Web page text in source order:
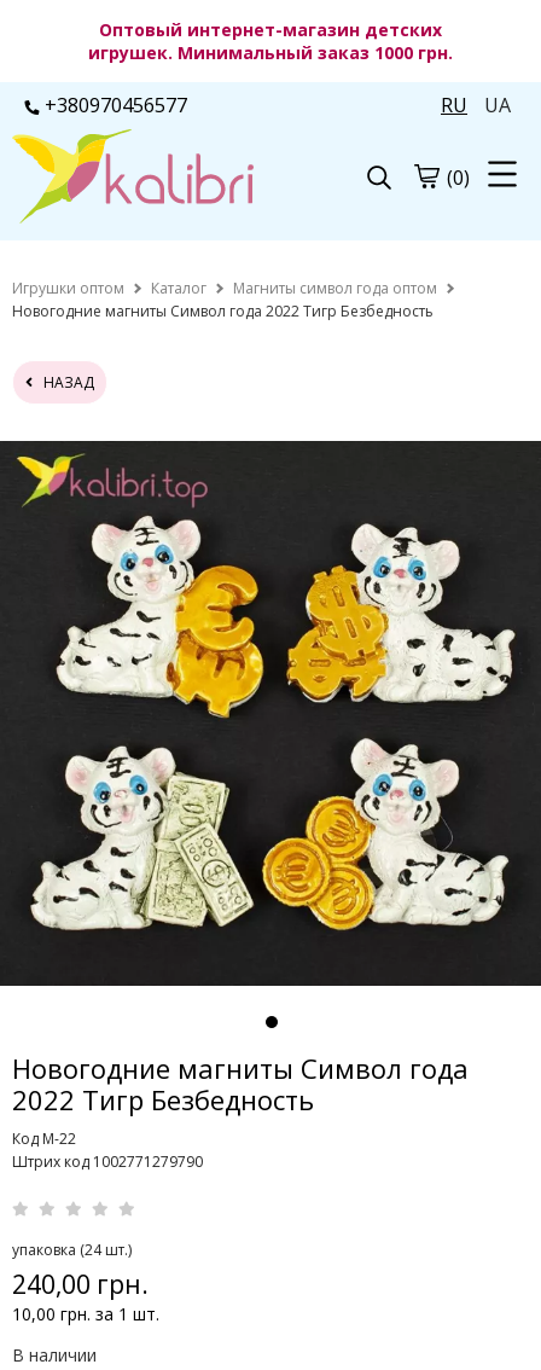
Оптовый интернет-магазин детских
игрушек. Минимальный заказ 1000 грн.
+380970456577 RU UA
(0)
Игрушки оптом Каталог
Магниты символ года оптом
Новогодние магниты Символ года 2022 Тигр Безбедность
НАЗАД
Новогодние магниты Символ года
2022 Тигр Безбедность
Код M-22
Штрих код 1002771279790
упаковка (24 шт.)
240,00 грн.
10,00 грн. за 1 шт.
В наличии